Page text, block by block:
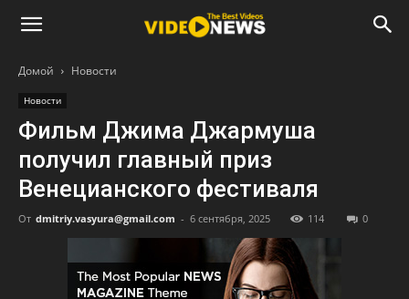
Домой Новости
Новости
Фильм Джима Джармуша
получил главный приз
Венецианского фестиваля
От dmitriy.vasyura@gmail.com - 6 сентября, 2025 114 0